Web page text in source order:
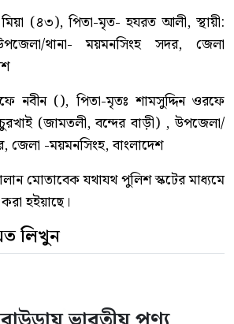
(৪৩), পিতা-মৃত- হযরত আলী, স্থায়ী:
থানা- ময়মনসিংহ সদর, জেলা
নবীন (), পিতা-মৃতঃ শামসুদ্দিন ওরফে
চুরখাই (জামতলী, বন্দের বাড়ী) , উপজেলা/
জেলা -ময়মনসিংহ, বাংলাদেশ
মোতাবেক যথাযথ পুলিশ স্কটের মাধ্যমে
হইয়াছে।
লিখুন